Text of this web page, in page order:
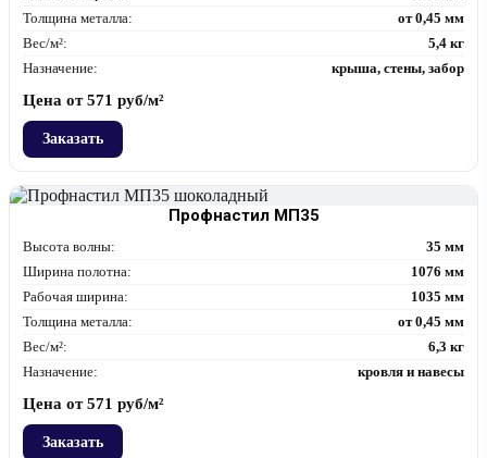
Толщина металла:
от 0,45 мм
Вес/м²:
5,4 кг
Назначение:
крыша, стены, забор
Цена от571 руб/м²
Заказать
Профнастил МП35
Высота волны:
35 мм
Ширина полотна:
1076 мм
Рабочая ширина:
1035 мм
Толщина металла:
от 0,45 мм
Вес/м²:
6,3 кг
Назначение:
кровля и навесы
Цена от571 руб/м²
Заказать